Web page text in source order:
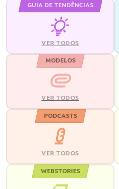
GUIA DE TENDÊNCIAS
VER TODOS
MODELOS
VER TODOS
PODCASTS
VER TODOS
WEBSTORIES